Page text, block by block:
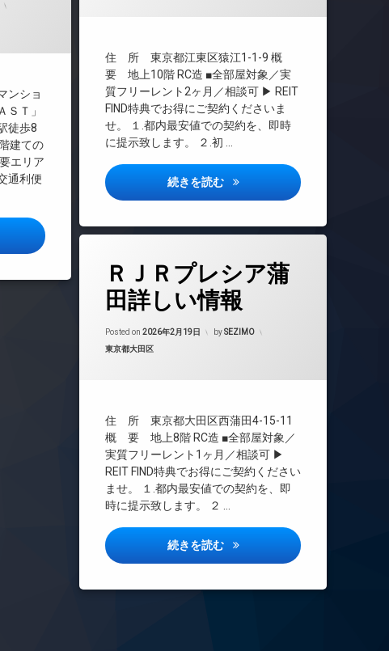
住 所 東京都江東区猿江1-1-9 概
要 地上10階 RC造 ■全部屋対象／実
質フリーレント2ヶ月／相談可 ▶ REIT
FIND特典でお得にご契約くださいま
せ。 １.都内最安値での契約を、即時
に提示致します。 ２.初 …
続きを読む ウエリスアーバン住吉ウエスト
オートロック
デザイナーズ
バイク置き場
ラウンジ
宅配ボックス
敷地内ゴミ置き場
防犯カメラ
駐輪場
ンショ
ＳＴ」
徒歩8
建ての
エリア
通利便
スアーバン住吉イースト詳しい情報
ＲＪＲプレシア蒲
田詳しい情報
Posted on 2026年2月19日 bySEZIMO
カテゴリー:
東京都大田区
住 所 東京都大田区西蒲田4-15-11
概 要 地上8階 RC造 ■全部屋対象／
実質フリーレント1ヶ月／相談可 ▶
REIT FIND特典でお得にご契約ください
ませ。 １.都内最安値での契約を、即
時に提示致します。 ２ …
続きを読む ＲＪＲプレシア蒲田詳しい情報
24時間管理
CATV
インターネット無料
エレベーター
オートロック
デザイナーズ
バイク置き場
ラウンジ
宅配ボックス